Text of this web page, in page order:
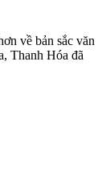
về bản sắc văn
Thanh Hóa đã